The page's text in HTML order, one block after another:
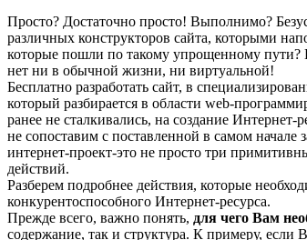
Просто? Достаточно просто! Выполнимо?
различных конструкторов сайта, которыми
которые пошли по такому упрощенному
нет ни в обычной жизни, ни виртуальной!
Бесплатно разработать сайт, в
который разбирается в области web-
ранее не сталкивались, на создание
не сопоставим с поставленной в самом начале
интернет-проект-это не просто три
действий.
Разберем подробнее действия, которые
конкурентоспособного Интернет-ресурса.
Прежде всего, важно понять, для чего Вам
содержание, так и структура. К примеру, если